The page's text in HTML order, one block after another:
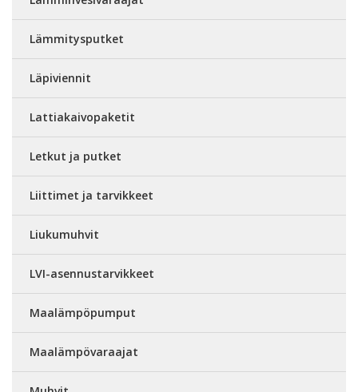
Lämmitysputket
Läpiviennit
Lattiakaivopaketit
Letkut ja putket
Liittimet ja tarvikkeet
Liukumuhvit
LVI-asennustarvikkeet
Maalämpöpumput
Maalämpövaraajat